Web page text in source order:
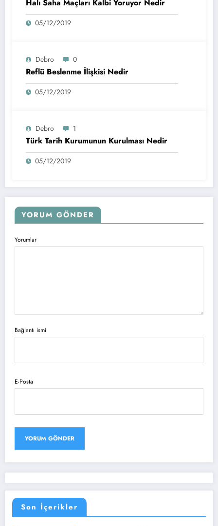
Halı Saha Maçları Kalbi Yoruyor Nedir
05/12/2019
Debro 0
Reflü Beslenme İlişkisi Nedir
05/12/2019
Debro 1
Türk Tarih Kurumunun Kurulması Nedir
05/12/2019
YORUM GÖNDER
Yorumlar
Bağlantı ismi
E-Posta
Son İçerikler